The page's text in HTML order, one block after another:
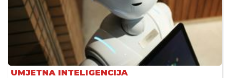
UMJETNA INTELIGENCIJA